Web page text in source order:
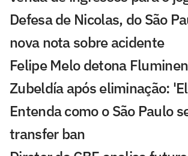
Defesa de Nicolas, do São
nova nota sobre acidente
Felipe Melo detona
Zubeldía após eliminação:
Entenda como o São Paulo
transfer ban